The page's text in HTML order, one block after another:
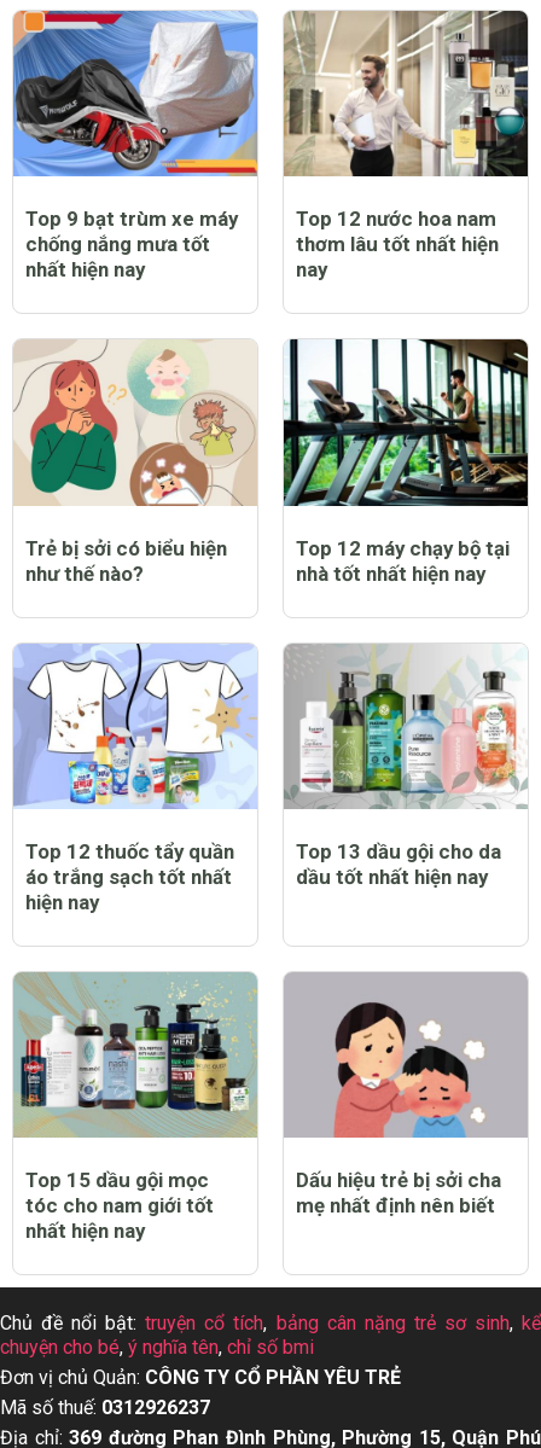
Top 9 bạt trùm xe máy
chống nắng mưa tốt
nhất hiện nay
Top 12 nước hoa nam
thơm lâu tốt nhất hiện
nay
Trẻ bị sởi có biểu hiện
như thế nào?
Top 12 máy chạy bộ tại
nhà tốt nhất hiện nay
Top 12 thuốc tẩy quần
áo trắng sạch tốt nhất
hiện nay
Top 13 dầu gội cho da
dầu tốt nhất hiện nay
Top 15 dầu gội mọc
tóc cho nam giới tốt
nhất hiện nay
Dấu hiệu trẻ bị sởi cha
mẹ nhất định nên biết
Chủ đề nổi bật:truyện cổ tích, bảng cân nặng trẻ sơ sinh, kể
chuyện cho bé, ý nghĩa tên, chỉ số bmi
Đơn vị chủ Quản: CÔNG TY CỔ PHẦN YÊU TRẺ
Mã số thuế: 0312926237
Địa chỉ:369 đường Phan Đình Phùng, Phường 15, Quận Phú